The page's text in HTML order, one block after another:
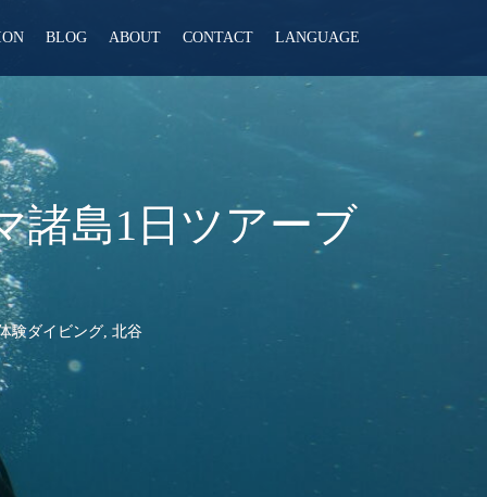
BLOG ABOUT CONTACT LANGUAGE
島1日ツアーブ
験ダイビング, 北谷